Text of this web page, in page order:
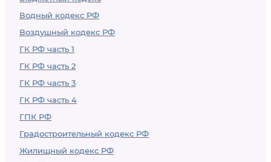
Водный кодекс РФ
Воздушный кодекс РФ
ГК РФ часть 1
ГК РФ часть 2
ГК РФ часть 3
ГК РФ часть 4
ГПК РФ
Градостроительный кодекс РФ
Жилищный кодекс РФ